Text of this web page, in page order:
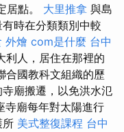
居點。 大里推拿 與島
時在分類類別中較
外燴 com是什麼 台中
利人，居住在那裡的
合國教科文組織的歷
廟搬遷，以免洪水氾
寺廟每年對太陽進行
所 美式整復課程 台中